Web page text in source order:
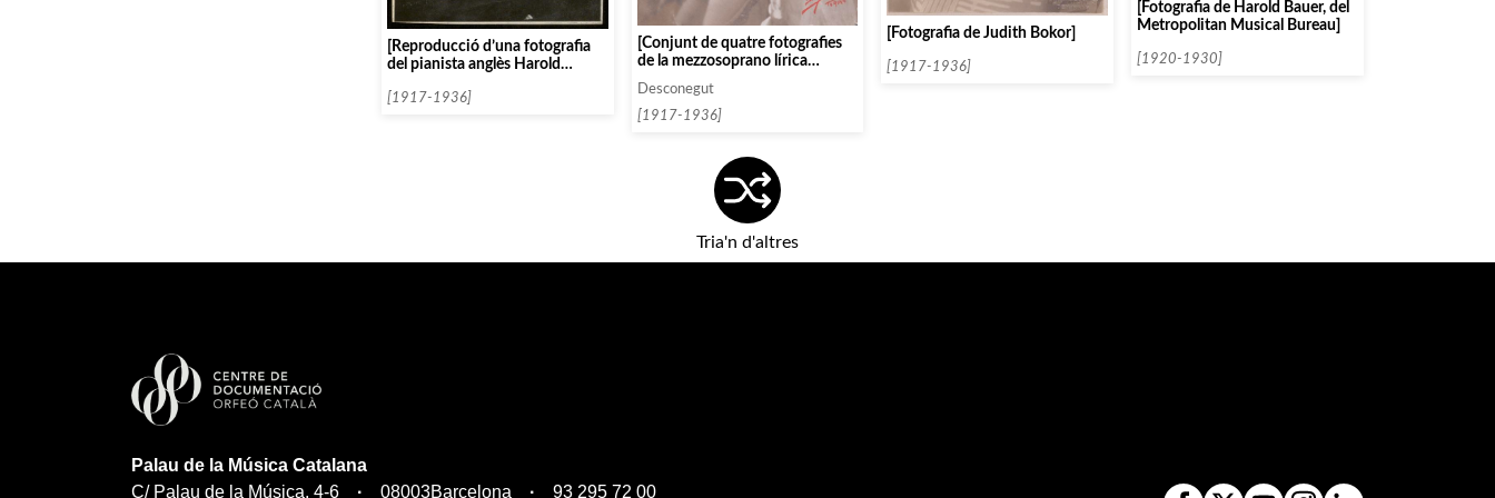
[Reproducció d’una fotografia
del pianista anglès Harold
[1917-1936]
[Conjunt de quatre fotografies
de la mezzosoprano lírica
Conchita Supervia]
Desconegut
[1917-1936]
[Fotografia de Judith Bokor]
[1917-1936]
[Fotografia de Harold Bauer, del
Metropolitan Musical Bureau]
[1920-1930]
Tria'n d'altres
Palau de la Música Catalana
C/ Palau de la Música, 4-6
08003Barcelona 93 295 72 00